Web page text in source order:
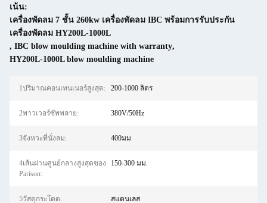
เน้น:
เครื่องพัดลม 7 ชั้น 260kw เครื่องพัดลม IBC พร้อมการรับประกัน
เครื่องพัดลม HY200L-1000L
, IBC blow moulding machine with warranty,
HY200L-1000L blow moulding machine
1ปริมาณคอนเทนเนอร์สูงสุด: 200-1000 ลิตร
2พาวเวอร์ซัพพลาย: 380V/50Hz
3จังหวะที่นั่งลม: 400มม
4เส้นผ่านศูนย์กลางสูงสุดของ
Parison:
150-300 มม.
5วัสดุกระโดด: สแตนเลส